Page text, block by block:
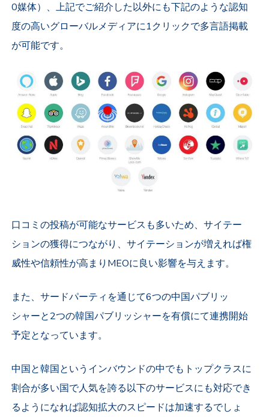
0媒体）、上記でご紹介した以外にも下記のような認知
度の高いグローバルメディアに1クリックで多言語掲載
が可能です。
口コミの投稿が可能なサービスも多いため、サイテー
ションの獲得につながり、サイテーションが増えれば権
威性や信頼性が高まりMEOに良い影響を与えます。
また、サードパーティを通じて6つの中国パブリッ
シャーと2つの韓国パブリッシャーを有償にて連携開始
予定となっています。
中国と韓国というインバウンドの中でもトップクラスに
割合が多い国で人気を誇る以下のサービスにも対応でき
るようになれば認知拡大のスピードは加速するでしょ